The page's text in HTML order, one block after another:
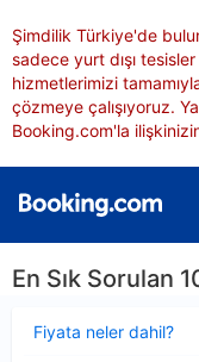
Şimdilik Türkiye'de
sadece yurt dışı
hizmetlerimizi
çözmeye çalışıyoruz.
Booking.com'la
En Sık Sorulan
Fiyata neler dahil?